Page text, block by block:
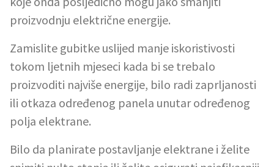
proizvodnju električne energije.
Zamislite gubitke uslijed manje iskoristivosti
tokom ljetnih mjeseci kada bi se trebalo
proizvoditi najviše energije, bilo radi zaprljanosti
ili otkaza određenog panela unutar određenog
polja elektrane.
Bilo da planirate postavljanje elektrane i želite